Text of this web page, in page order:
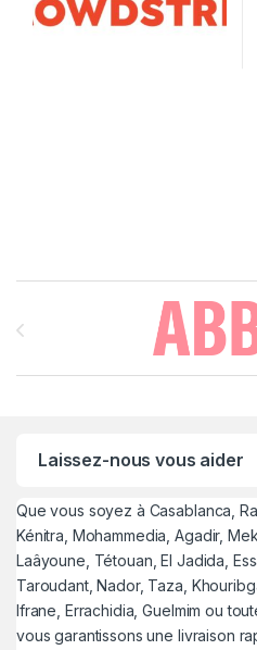
Brands Carousel
Laissez-nous vous aider
Que vous soyez à Casablanca,
Kénitra, Mohammedia, Agadir,
Laâyoune, Tétouan, El Jadida,
Taroudant, Nador, Taza,
Ifrane, Errachidia, Guelmim ou
vous garantissons une livraison